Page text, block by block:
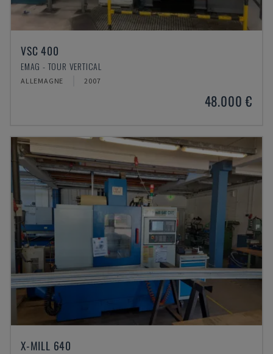
VSC 400
EMAG - TOUR VERTICAL
ALLEMAGNE 2007
48.000 €
X-MILL 640